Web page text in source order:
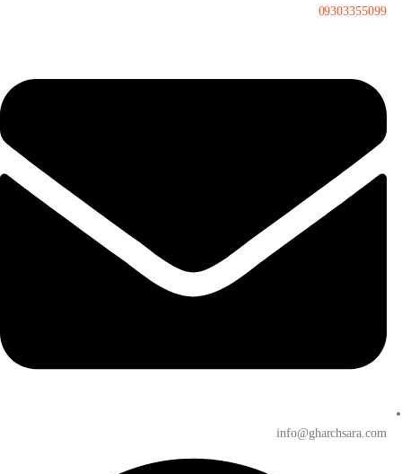
09303355099
info@gharchsara.com